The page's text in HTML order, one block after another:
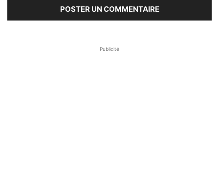
Publicité